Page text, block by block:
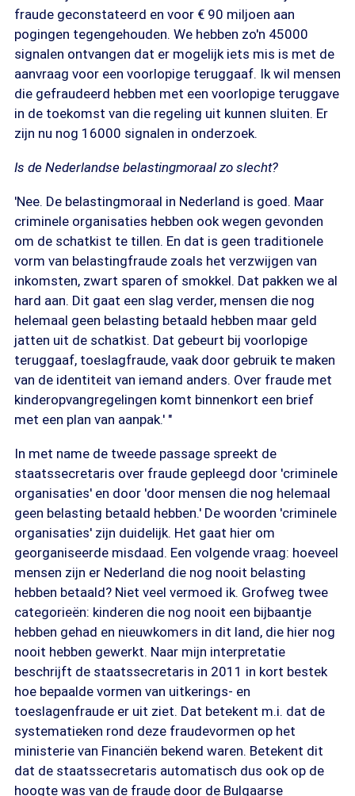
fraude geconstateerd en voor € 90 miljoen aan
pogingen tegengehouden. We hebben zo'n 45000
signalen ontvangen dat er mogelijk iets mis is met de
aanvraag voor een voorlopige teruggaaf. Ik wil mensen
die gefraudeerd hebben met een voorlopige teruggave
in de toekomst van die regeling uit kunnen sluiten. Er
zijn nu nog 16000 signalen in onderzoek.
Is de Nederlandse belastingmoraal zo slecht?
'Nee. De belastingmoraal in Nederland is goed. Maar
criminele organisaties hebben ook wegen gevonden
om de schatkist te tillen. En dat is geen traditionele
vorm van belastingfraude zoals het verzwijgen van
inkomsten, zwart sparen of smokkel. Dat pakken we al
hard aan. Dit gaat een slag verder, mensen die nog
helemaal geen belasting betaald hebben maar geld
jatten uit de schatkist. Dat gebeurt bij voorlopige
teruggaaf, toeslagfraude, vaak door gebruik te maken
van de identiteit van iemand anders. Over fraude met
kinderopvangregelingen komt binnenkort een brief
met een plan van aanpak.' "
In met name de tweede passage spreekt de
staatssecretaris over fraude gepleegd door 'criminele
organisaties' en door 'door mensen die nog helemaal
geen belasting betaald hebben.' De woorden 'criminele
organisaties' zijn duidelijk. Het gaat hier om
georganiseerde misdaad. Een volgende vraag: hoeveel
mensen zijn er Nederland die nog nooit belasting
hebben betaald? Niet veel vermoed ik. Grofweg twee
categorieën: kinderen die nog nooit een bijbaantje
hebben gehad en nieuwkomers in dit land, die hier nog
nooit hebben gewerkt. Naar mijn interpretatie
beschrijft de staatssecretaris in 2011 in kort bestek
hoe bepaalde vormen van uitkerings- en
toeslagenfraude er uit ziet. Dat betekent m.i. dat de
systematieken rond deze fraudevormen op het
ministerie van Financiën bekend waren. Betekent dit
dat de staatssecretaris automatisch dus ook op de
hoogte was van de fraude door de Bulgaarse